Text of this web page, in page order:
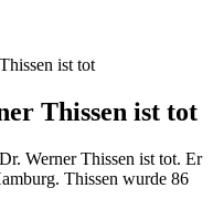
ist tot
Thissen ist tot
Werner Thissen ist tot. Er
Thissen wurde 86